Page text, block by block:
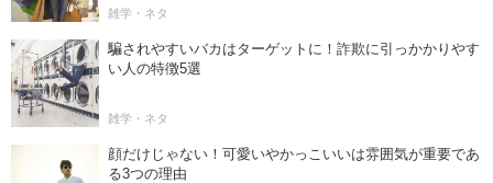
雑学・ネタ
騙されやすいバカはターゲットに！詐欺に引っかかりやす
い人の特徴5選
雑学・ネタ
顔だけじゃない！可愛いやかっこいいは雰囲気が重要であ
る3つの理由